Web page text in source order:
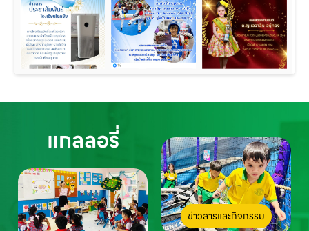
แกลลอรี่
ข่าวสารและกิจกรรม